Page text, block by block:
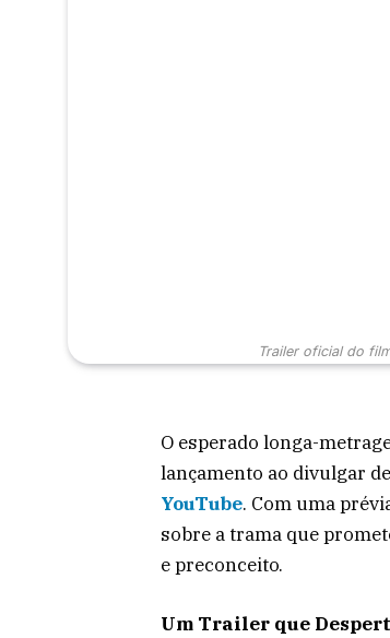
Trailer oficial do
O esperado longa-
lançamento ao divulgar
YouTube. Com uma
sobre a trama que
e preconceito.
Um Trailer que